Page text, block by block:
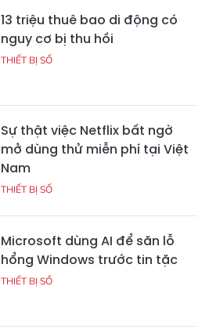
13 triệu thuê bao di động có
nguy cơ bị thu hồi
THIẾT BỊ SỐ
Sự thật việc Netflix bất ngờ
mở dùng thử miễn phí tại Việt
Nam
THIẾT BỊ SỐ
Microsoft dùng AI để săn lỗ
hổng Windows trước tin tặc
THIẾT BỊ SỐ